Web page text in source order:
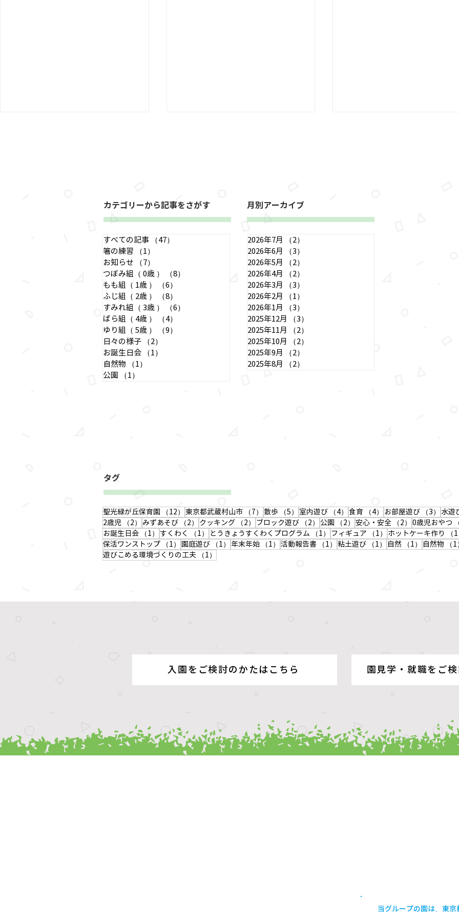
ス４重奏奏者の方々をお招きし、
もたちに人気の曲も演奏してくれ
るそうですよ。 未就園児のお子
さまと保護者の皆様もぜひご参加
ください♪ ※予約は不要です。
お待ちしております。
カテゴリーから記事をさがす 月別アーカイブ
すべての記事 （47）
箸の練習
（1）
お知らせ
（7）
つぼみ組（ 0歳 ）
（8）
もも組（ 1歳 ）
（6）
ふじ組（ 2歳 ）
（8）
すみれ組（ 3歳 ）
（6）
ばら組（ 4歳 ）
（4）
ゆり組（ 5歳 ）
（9）
日々の様子
（2）
お誕生日会
（1）
自然物
（1）
公園
（1）
2026年7月 （2）
2026年6月
（3）
2026年5月
（2）
2026年4月
（2）
2026年3月
（3）
2026年2月
（1）
2026年1月
（3）
2025年12月
（3）
2025年11月
（2）
2025年10月
（2）
2025年9月
（2）
2025年8月
（2）
タグ
聖光緑が丘保育園 （12） 12件の記事
東京都武蔵村山市 （7） 7件の記事
散歩 （5） 5件の記事
室内遊び （4） 4件の記事
食育 （4） 4件の記事
お部屋遊び （3） 3件
水遊
2歳児
（2） 2件の記事
みずあそび （2） 2件の記事
クッキング （2） 2件の記事
ブロック遊び （2） 2件の記事
公園 （2） 2件の記事
安心・安全 （2） 2件の記事
0歳児おやつ
お誕生日会
（1） 1件の記事
すくわく （1） 1件の記事
とうきょうすくわくプログラム （1） 1件の記事
フィギュア （1） 1件の記事
ホットケーキ作り
（
保活ワンストップ
（1） 1件の記事
園庭遊び （1） 1件の記事
年末年始 （1） 1件の記事
活動報告書 （1） 1件の記事
粘土遊び （1） 1件の記事
自然 （1） 1件の記事
自然物
（
遊びこめる環境づくりの工夫
（1）
入園をご検討のかたはこちら 園見学・就職をご
当グループの園は、東